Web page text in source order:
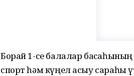
Борай 1-се балалар
спорт һәм күңел асыу сараһы